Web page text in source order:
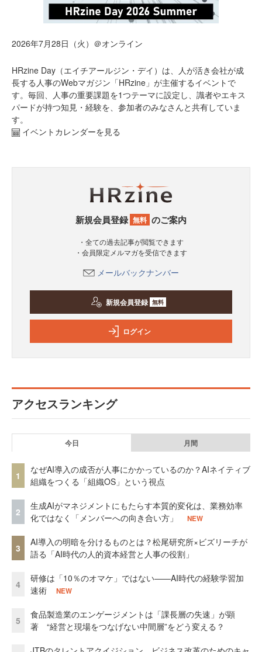
2026年7月28日（火）＠オンライン
HRzine Day（エイチアールジン・デイ）は、人が活き会社が成
長する人事のWebマガジン「HRzine」が主催するイベントで
す。毎回、人事の重要課題を1つテーマに設定し、識者やエキス
パードが持つ知見・経験を、参加者のみなさんと共有していま
す。
イベントカレンダーを見る
新規会員登録 無料 のご案内
・全ての過去記事が閲覧できます
・会員限定メルマガを受信できます
メールバックナンバー
新規会員登録 無料
ログイン
アクセスランキング
今日 月間
1
なぜAI導入の成否が人事にかかっているのか？AIネイティブ
組織をつくる「組織OS」という視点
2
生成AIがマネジメントにもたらす本質的変化は、業務効率
化ではなく「メンバーへの向き合い方」
NEW
3
AI導入の明暗を分けるものとは？松尾研究所×ビズリーチが
語る「AI時代の人的資本経営と人事の役割」
4
研修は「10％のオマケ」ではない——AI時代の経験学習加
速術
NEW
5
食品製造業のエンゲージメントは「課長層の失速」が顕
著 “経営と現場をつなげない中間層”をどう変える？